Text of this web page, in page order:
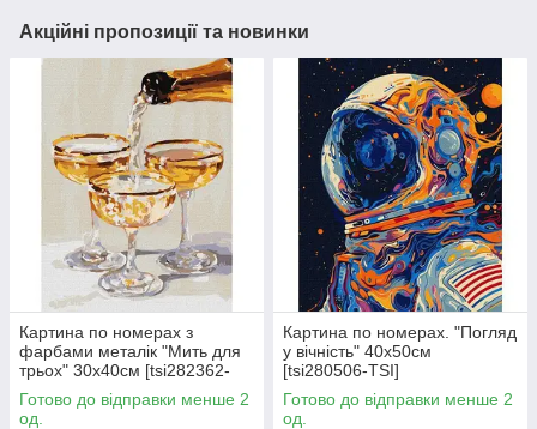
Акційні пропозиції та новинки
Картина по номерах з
фарбами металік "Мить для
трьох" 30х40см [tsi282362-
TSI]
Готово до відправки менше 2
од.
Картина по номерах. "Погляд
у вічність" 40х50см
[tsi280506-TSI]
Готово до відправки менше 2
од.